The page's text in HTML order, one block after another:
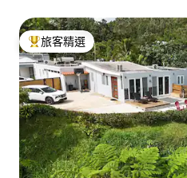
旅客精選榜首
旅客精選